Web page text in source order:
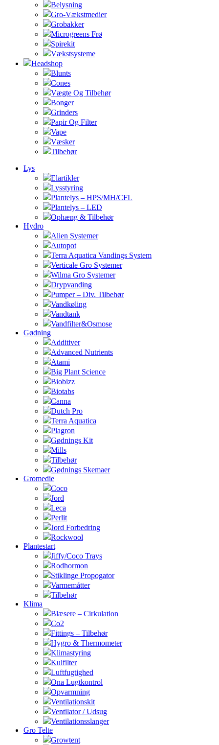
Belysning
Gro-Vækstmedier
Grobakker
Microgreens Frø
Spirekit
Vækstsysteme
Headshop
Blunts
Cones
Vægte Og Tilbehør
Bonger
Grinders
Papir Og Filter
Vape
Væsker
Tilbehør
Lys
Elartikler
Lysstyring
Plantelys – HPS/MH/CFL
Plantelys – LED
Ophæng & Tilbehør
Hydro
Alien Systemer
Autopot
Terra Aquatica Vandings System
Verticale Gro Systemer
Wilma Gro Systemer
Drypvanding
Pumper – Div. Tilbehør
Vandkøling
Vandtank
Vandfilter&Osmose
Gødning
Additiver
Advanced Nutrients
Atami
Big Plant Science
Biobizz
Biotabs
Canna
Dutch Pro
Terra Aquatica
Plagron
Gødnings Kit
Mills
Tilbehør
Gødnings Skemaer
Gromedie
Coco
Jord
Leca
Perlit
Jord Forbedring
Rockwool
Plantestart
Jiffy/Coco Trays
Rodhormon
Stiklinge Propogator
Varmemåtter
Tilbehør
Klima
Blæsere – Cirkulation
Co2
Fittings – Tilbehør
Hygro & Thermometer
Klimastyring
Kulfilter
Luftfugtighed
Ona Lugtkontrol
Opvarmning
Ventilationskit
Ventilator / Udsug
Ventilationsslanger
Gro Telte
Growtent